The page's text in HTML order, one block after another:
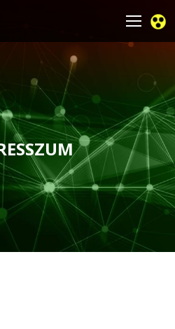
You are here: